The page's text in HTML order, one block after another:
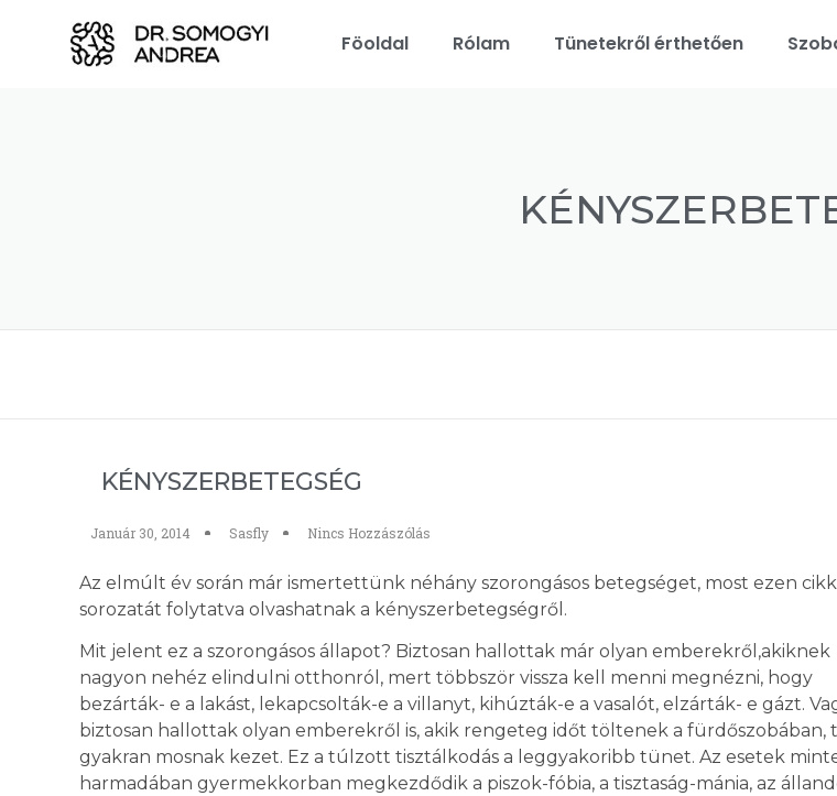
Föoldal Rólam Tünetekről érthetően
KÉNYSZERBETEGSÉG
Január 30, 2014 Sasfly Nincs Hozzászólás
Az elmúlt év során már ismertettünk néhány szorongásos betegséget, most ezen
sorozatát folytatva olvashatnak a kényszerbetegségről.
Mit jelent ez a szorongásos állapot? Biztosan hallottak már olyan emberekről,akiknek
nagyon nehéz elindulni otthonról, mert többször vissza kell menni megnézni, hogy
bezárták- e a lakást, lekapcsolták-e a villanyt, kihúzták-e a vasalót, elzárták- e gázt.
biztosan hallottak olyan emberekről is, akik rengeteg időt töltenek a fürdőszobában,
gyakran mosnak kezet. Ez a túlzott tisztálkodás a leggyakoribb tünet. Az esetek
harmadában gyermekkorban megkezdődik a piszok-fóbia, a tisztaság-mánia, az